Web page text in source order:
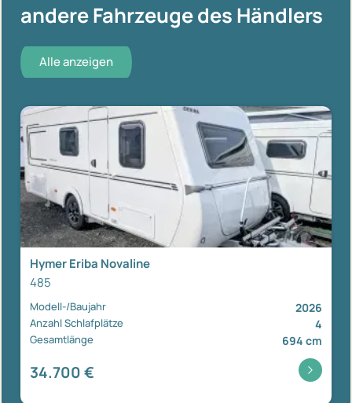
andere Fahrzeuge des Händlers
Alle anzeigen
Hymer Eriba Novaline
485
Modell-/Baujahr 2026
Anzahl Schlafplätze 4
Gesamtlänge 694 cm
34.700 €